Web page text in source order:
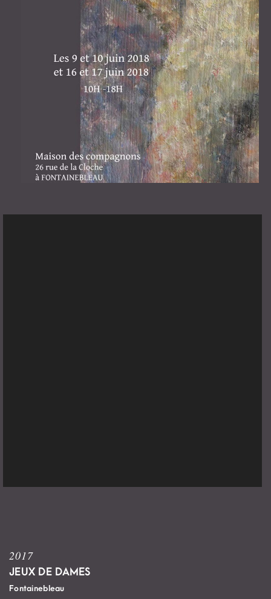
2017
JEUX DE DAMES
Fontainebleau